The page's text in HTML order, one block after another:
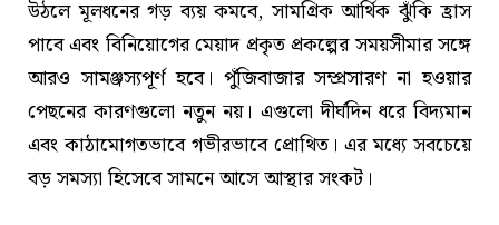
উঠলে মূলধনের গড় ব্যয় কমবে, সামগ্রিক আর্থিক ঝুঁকি হ্রাস
পাবে এবং বিনিয়োগের মেয়াদ প্রকৃত প্রকল্পের সময়সীমার সঙ্গে
আরও সামঞ্জস্যপূর্ণ হবে। পুঁজিবাজার সম্প্রসারণ না হওয়ার
পেছনের কারণগুলো নতুন নয়। এগুলো দীর্ঘদিন ধরে বিদ্যমান
এবং কাঠামোগতভাবে গভীরভাবে প্রোথিত। এর মধ্যে সবচেয়ে
বড় সমস্যা হিসেবে সামনে আসে আস্থার সংকট।